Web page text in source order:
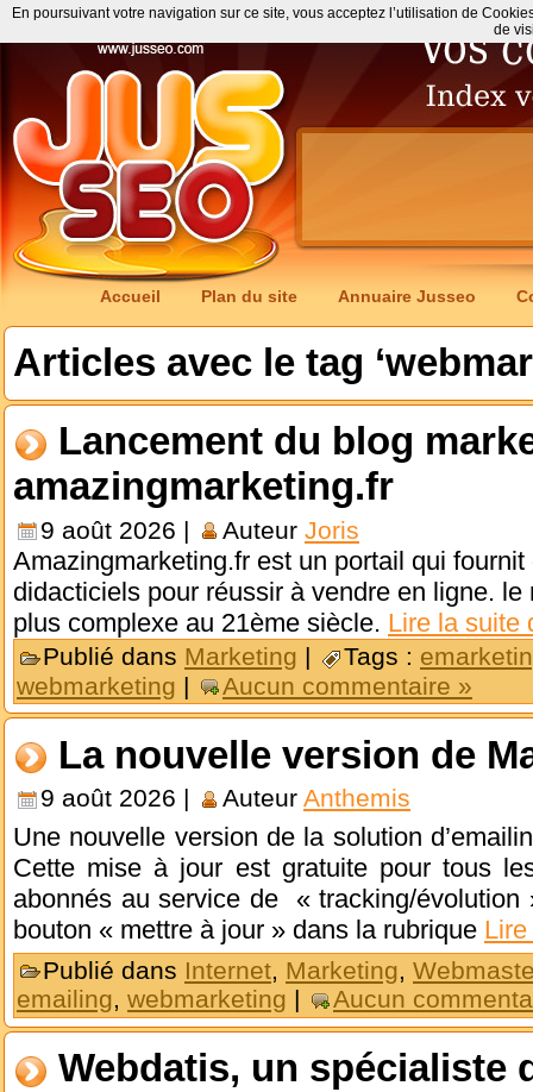
Accueil Plan du site Annuaire Jusseo
Articles avec le tag
Lancement du blog
amazingmarketing.fr
9 août 2026 | Auteur Joris
Amazingmarketing.fr est un portail qui
didacticiels pour réussir à vendre en ligne.
plus complexe au 21ème siècle. Lire la suite
Publié dans Marketing | Tags :
webmarketing | Aucun commentaire »
La nouvelle version de
9 août 2026 | Auteur Anthemis
Une nouvelle version de la solution
Cette mise à jour est gratuite pour tous
abonnés au service de « tracking/
bouton « mettre à jour » dans la rubrique
Publié dans Internet Marketing
emailing, webmarketing | Aucun
Webdatis, un spécialiste
En poursuivant votre navigation sur ce site, vous acceptez l’utilisation de
de